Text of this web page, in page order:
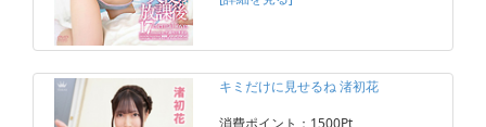
キミだけに見せるね 渚初花